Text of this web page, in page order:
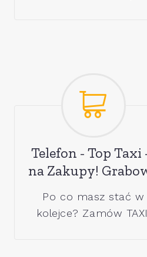
Telefon - Top Taxi
na Zakupy!
Po co masz stać w
kolejce? Zamów